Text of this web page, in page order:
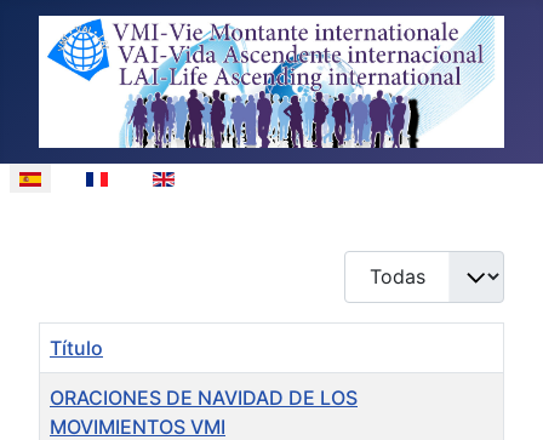
Seleccione su idioma
Cantidad
Título
ORACIONES DE NAVIDAD DE LOS
MOVIMIENTOS VMI